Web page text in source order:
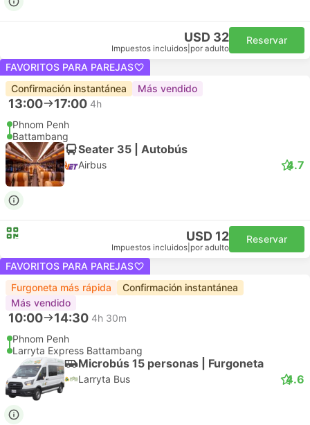
USD 32
Impuestos incluidos por adulto
Reservar
FAVORITOS PARA PAREJAS
Confirmación instantánea
Más vendido
13:00 17:00 4h
Phnom Penh
Battambang
Seater 35 | Autobús
Airbus 4.7
USD 12
Impuestos incluidos por adulto
Reservar
FAVORITOS PARA PAREJAS
Furgoneta más rápida
Confirmación instantánea
Más vendido
10:00 14:30 4h 30m
Phnom Penh
Larryta Express Battambang
Microbús 15 personas | Furgoneta
Larryta Bus 4.6